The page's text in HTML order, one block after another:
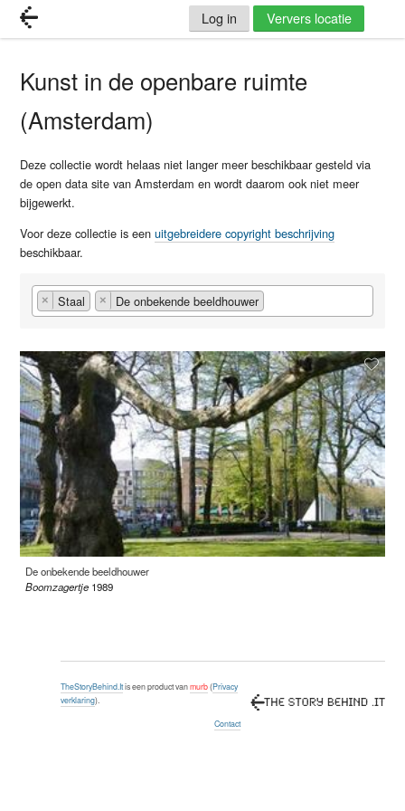
Log in Ververs locatie
Kunst in de openbare ruimte
(Amsterdam)
Deze collectie wordt helaas niet langer meer beschikbaar gesteld via
de open data site van Amsterdam en wordt daarom ook niet meer
bijgewerkt.
Voor deze collectie is eenuitgebreidere copyright beschrijving
beschikbaar.
× Staal × De onbekende beeldhouwer
De onbekende beeldhouwer
Boomzagertje 1989
TheStoryBehind.Itis een product vanmurb(Privacy
verklaring).
Contact